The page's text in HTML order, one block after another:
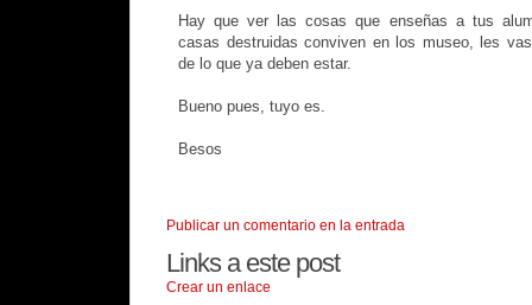
Hay que ver las cosas que enseñas a tus
casas destruidas conviven en los museo, les
de lo que ya deben estar.
Bueno pues, tuyo es.
Besos
Publicar un comentario en la entrada
Links a este post
Crear un enlace